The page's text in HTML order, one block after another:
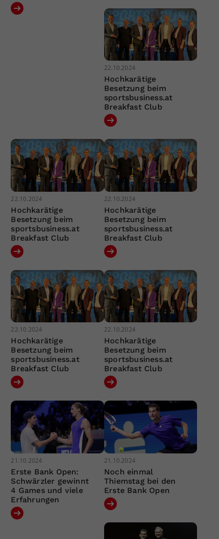
22.10.2024
Hochkarätige
Besetzung beim
sportsbusiness.at
Breakfast Club
22.10.2024
Hochkarätige
Besetzung beim
sportsbusiness.at
Breakfast Club
22.10.2024
Hochkarätige
Besetzung beim
sportsbusiness.at
Breakfast Club
22.10.2024
Hochkarätige
Besetzung beim
sportsbusiness.at
Breakfast Club
22.10.2024
Hochkarätige
Besetzung beim
sportsbusiness.at
Breakfast Club
21.10.2024
Erste Bank Open:
Schwärzler gewinnt
4 Games und viele
Erfahrungen
21.10.2024
Noch einmal
Thiemstag bei den
Erste Bank Open